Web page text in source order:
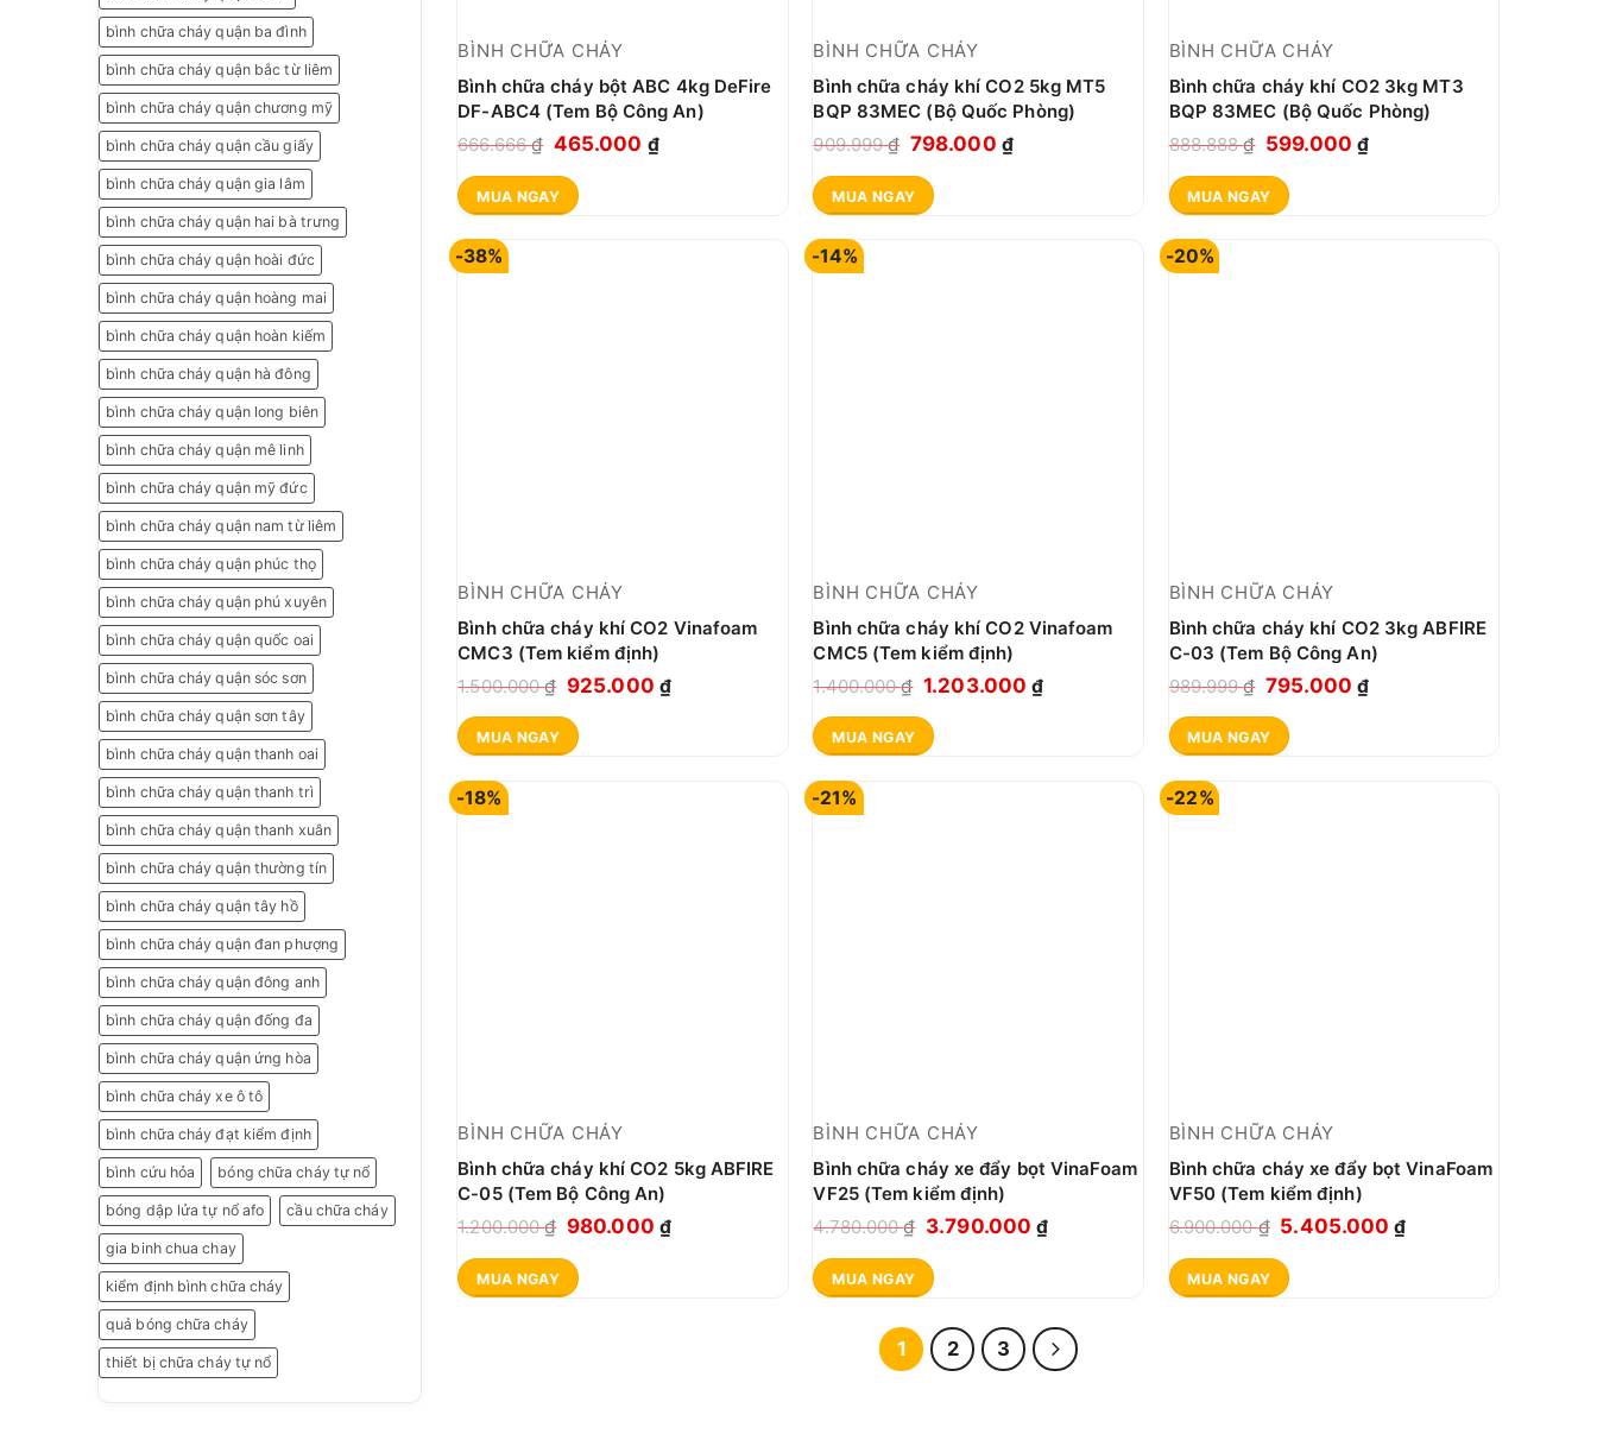
bình chữa cháy quận ba đình
bình chữa cháy quận bắc từ liêm
bình chữa cháy quận chương mỹ
bình chữa cháy quận cầu giấy
bình chữa cháy quận gia lâm
bình chữa cháy quận hai bà trưng
bình chữa cháy quận hoài đức
bình chữa cháy quận hoàng mai
bình chữa cháy quận hoàn kiếm
bình chữa cháy quận hà đông
bình chữa cháy quận long biên
bình chữa cháy quận mê linh
bình chữa cháy quận mỹ đức
bình chữa cháy quận nam từ liêm
bình chữa cháy quận phúc thọ
bình chữa cháy quận phú xuyên
bình chữa cháy quận quốc oai
bình chữa cháy quận sóc sơn
bình chữa cháy quận sơn tây
bình chữa cháy quận thanh oai
bình chữa cháy quận thanh trì
bình chữa cháy quận thanh xuân
bình chữa cháy quận thường tín
bình chữa cháy quận tây hồ
bình chữa cháy quận đan phượng
bình chữa cháy quận đông anh
bình chữa cháy quận đống đa
bình chữa cháy quận ứng hòa
bình chữa cháy xe ô tô
bình chữa cháy đạt kiểm định
bình cứu hỏa bóng chữa cháy tự nổ
bóng dập lửa tự nổ afo cầu chữa cháy
gia binh chua chay
kiểm định bình chữa cháy
quả bóng chữa cháy
thiết bị chữa cháy tự nổ
BÌNH CHỮA CHÁY
Bình chữa cháy bột ABC 4kg DeFire
DF-ABC4 (Tem Bộ Công An)
666.666₫ Giá
gốc
là:
465.000 ₫Giá
MUA NGAY
BÌNH CHỮA CHÁY
Bình chữa cháy khí CO2 5kg MT5
BQP 83MEC (Bộ Quốc Phòng)
909.999₫ Giá
gốc
là:
798.000 ₫Giá
MUA NGAY
BÌNH CHỮA CHÁY
Bình chữa cháy khí CO2 3kg MT3
BQP 83MEC (Bộ Quốc Phòng)
888.888₫ Giá
gốc
là:
599.000 ₫Giá
MUA NGAY
-38%
BÌNH CHỮA CHÁY
Bình chữa cháy khí CO2 Vinafoam
CMC3 (Tem kiểm định)
1.500.000₫ Giá
là:
925.000 ₫Giá
MUA NGAY
-14%
BÌNH CHỮA CHÁY
Bình chữa cháy khí CO2 Vinafoam
CMC5 (Tem kiểm định)
1.400.000₫ Giá
là:
1.203.000₫Giá
1.203.000 ₫.
MUA NGAY
-20%
BÌNH CHỮA CHÁY
Bình chữa cháy khí CO2 3kg ABFIRE
C-03 (Tem Bộ Công An)
989.999₫ Giá
gốc
là:
795.000 ₫Giá
MUA NGAY
-18%
BÌNH CHỮA CHÁY
Bình chữa cháy khí CO2 5kg ABFIRE
C-05 (Tem Bộ Công An)
1.200.000₫ Giá
là:
980.000 ₫Giá
MUA NGAY
-21%
BÌNH CHỮA CHÁY
Bình chữa cháy xe đẩy bọt VinaFoam
VF25 (Tem kiểm định)
4.780.000₫ Giá
là:
3.790.000₫Giá
3.790.000 ₫.
MUA NGAY
-22%
BÌNH CHỮA CHÁY
Bình chữa cháy xe đẩy bọt VinaFoam
VF50 (Tem kiểm định)
6.900.000₫ Giá
là:
5.405.000₫Giá
MUA NGAY
1 2 3